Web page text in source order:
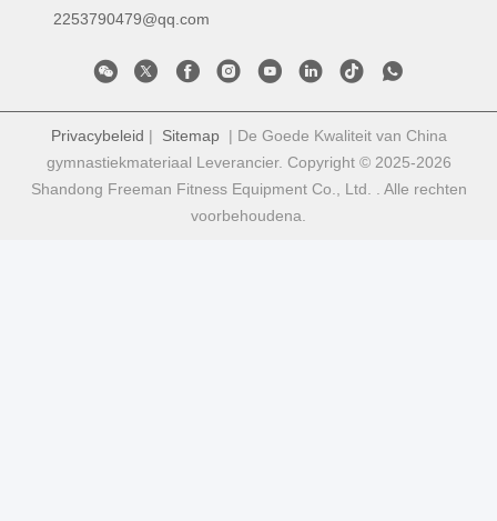
2253790479@qq.com
Privacybeleid | Sitemap| De Goede Kwaliteit van China
gymnastiekmateriaal Leverancier. Copyright © 2025-2026
Shandong Freeman Fitness Equipment Co., Ltd. . Alle rechten
voorbehoudena.